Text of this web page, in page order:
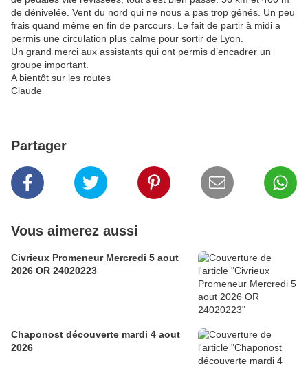
de dénivelée. Vent du nord qui ne nous a pas trop gênés. Un peu
frais quand même en fin de parcours. Le fait de partir à midi a
permis une circulation plus calme pour sortir de Lyon.
Un grand merci aux assistants qui ont permis d’encadrer un
groupe important.
A bientôt sur les routes
Claude
Partager
Vous aimerez aussi
Civrieux Promeneur Mercredi 5 aout
2026 OR 24020223
Chaponost découverte mardi 4 aout
2026